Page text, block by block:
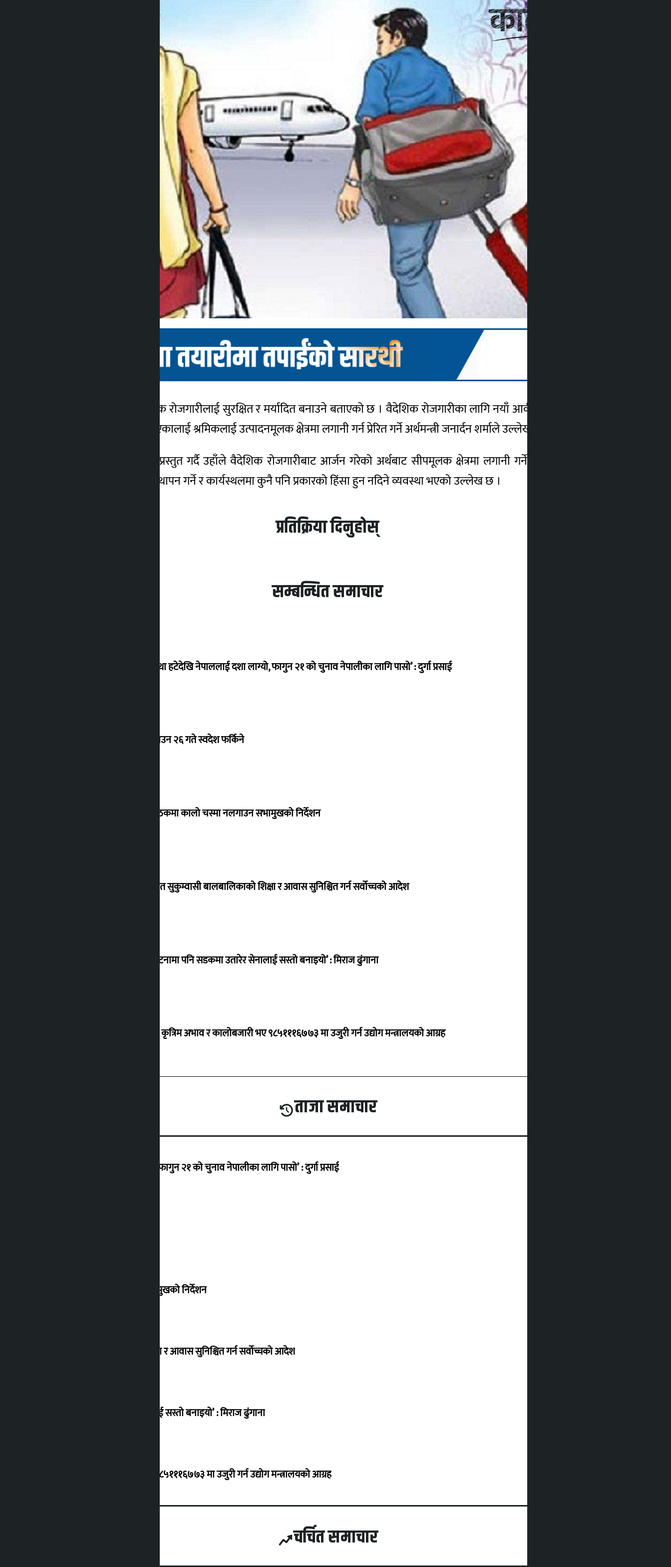
काठमाडौं । सरकारले वैदेशिक रोजगारीलाई सुरक्षित र मर्यादित बनाउने बताएको छ । वैदेशिक रोजगारीका लागि नयाँ आर्कषक गन्तव्य मुलुक पहिचान
गर्ने र वैदेशिक रोजगारीमा गएकालाई श्रमिकलाई उत्पादनमूलक क्षेत्रमा लगानी गर्न प्रेरित गर्ने अर्थमन्त्री जनार्दन शर्माले उल्लेख गरे ।
आर्थिक वर्ष २०७९र८० को प्रस्तुत गर्दै उहाँले वैदेशिक रोजगारीबाट आर्जन गरेको अर्थबाट सीपमूलक क्षेत्रमा लगानी गर्ने प्रोत्साहन गर्दै सातै प्रदेशमा
बहुउद्देशीय तालिम केन्द्रको स्थापन गर्ने र कार्यस्थलमा कुनै पनि प्रकारको हिंसा हुन नदिने व्यवस्था भएको उल्लेख छ ।
प्रतिक्रिया दिनुहोस्
सम्बन्धित समाचार
‘राजसंस्था हटेदेखि नेपाललाई दशा लाग्यो, फागुन २१ को चुनाव नेपालीका लागि पासो’ : दुर्गा प्रसाई
देउवा साउन २६ गते स्वदेश फर्किने
संसद् बैठकमा कालो चस्मा नलगाउन सभामुखको निर्देशन
विस्थापित सुकुम्वासी बालबालिकाको शिक्षा र आवास सुनिश्चित गर्न सर्वोच्चको आदेश
‘सानो घटनामा पनि सडकमा उतारेर सेनालाई सस्तो बनाइयो’ : मिराज ढुंगाना
ग्यासको कृत्रिम अभाव र कालोबजारी भए ९८५१११६७७३ मा उजुरी गर्न उद्योग मन्त्रालयको आग्रह
ताजा समाचार
‘राजसंस्था हटेदेखि नेपाललाई दशा लाग्यो, फागुन २१ को चुनाव नेपालीका लागि पासो’ : दुर्गा प्रसाई
संसद् बैठकमा कालो चस्मा नलगाउन सभामुखको निर्देशन
विस्थापित सुकुम्वासी बालबालिकाको शिक्षा र आवास सुनिश्चित गर्न सर्वोच्चको आदेश
‘सानो घटनामा पनि सडकमा उतारेर सेनालाई सस्तो बनाइयो’ : मिराज ढुंगाना
ग्यासको कृत्रिम अभाव र कालोबजारी भए ९८५१११६७७३ मा उजुरी गर्न उद्योग मन्त्रालयको आग्रह
चर्चित समाचार